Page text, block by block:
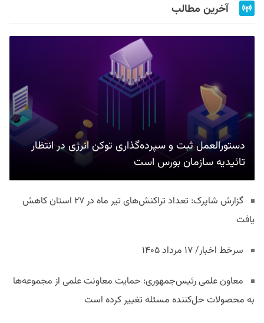
آخرین مطالب
دستورالعمل ثبت و سپرده‌گذاری توکن انرژی در انتظار
تائیدیه سازمان بورس است
گزارش شاپرک: تعداد تراکنش‌های تیر ماه در ۲۷ استان‌ کاهش
یافت
سرخط اخبار/ ۱۷ مرداد ۱۴۰۵
معاون علمی رئیس‌جمهوری: حمایت معاونت علمی از مجموعه‌ها
به محصولات حل‌کننده مسئله تغییر کرده است